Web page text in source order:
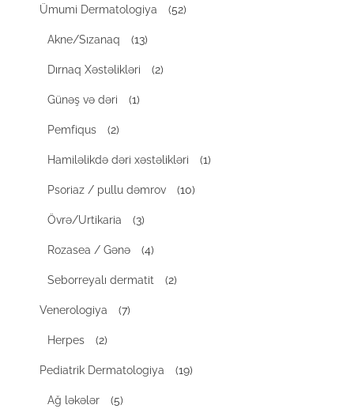
Ümumi Dermatologiya (52)
Akne/Sızanaq (13)
Dırnaq Xəstəlikləri (2)
Günəş və dəri (1)
Pemfiqus (2)
Hamiləlikdə dəri xəstəlikləri (1)
Psoriaz / pullu dəmrov (10)
Övrə/Urtikaria (3)
Rozasea / Gənə (4)
Seborreyalı dermatit (2)
Venerologiya (7)
Herpes (2)
Pediatrik Dermatologiya (19)
Ağ ləkələr (5)